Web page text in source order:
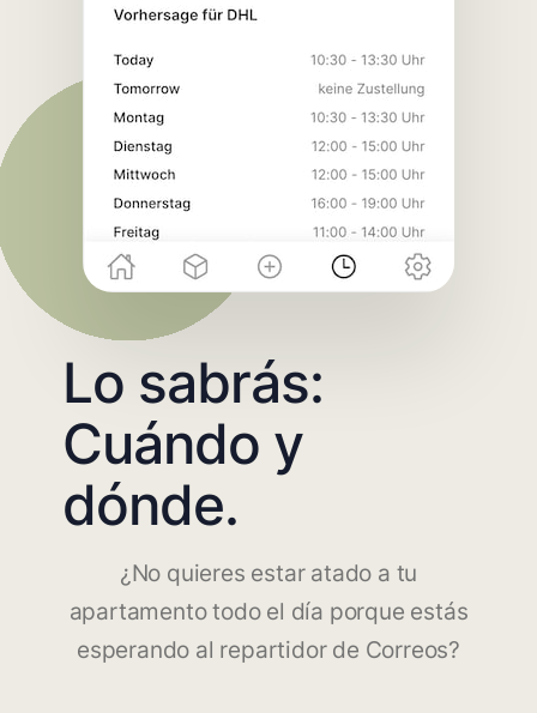
Lo sabrás:
Cuándo y
dónde.
¿No quieres estar atado a tu
apartamento todo el día porque estás
esperando al repartidor de Correos?